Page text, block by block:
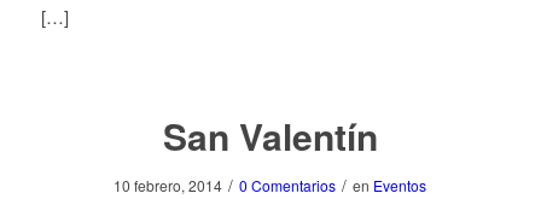
[…]
San Valentín
10 febrero, 2014 / 0 Comentarios / en Eventos